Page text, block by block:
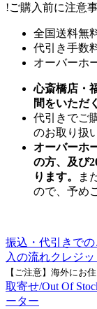
!ご購入前に注意
全国送料無
代引き手数
オーバーホ
心斎橋店・
間をいただ
代引きでご
のお取り扱
オーバーホ
の方、及び
ります。
ま
ので、予め
振込・代引きで
入の流れクレジ
【ご注意】海外にお
取寄せ/Out Of
ーター